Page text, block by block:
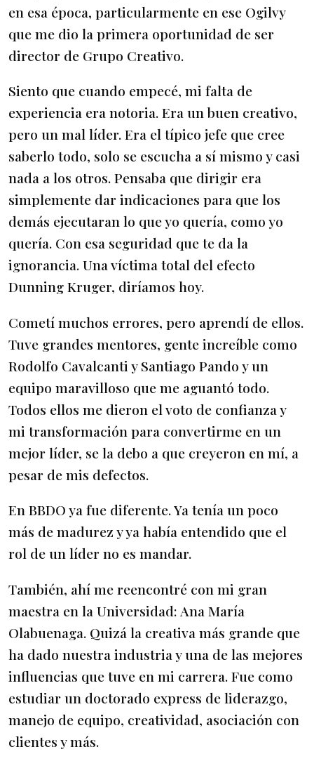
en esa época, particularmente en ese Ogilvy
que me dio la primera oportunidad de ser
director de Grupo Creativo.
Siento que cuando empecé, mi falta de
experiencia era notoria. Era un buen creativo,
pero un mal líder. Era el típico jefe que cree
saberlo todo, solo se escucha a sí mismo y casi
nada a los otros. Pensaba que dirigir era
simplemente dar indicaciones para que los
demás ejecutaran lo que yo quería, como yo
quería. Con esa seguridad que te da la
ignorancia. Una víctima total del efecto
Dunning Kruger, diríamos hoy.
Cometí muchos errores, pero aprendí de ellos.
Tuve grandes mentores, gente increíble como
Rodolfo Cavalcanti y Santiago Pando y un
equipo maravilloso que me aguantó todo.
Todos ellos me dieron el voto de confianza y
mi transformación para convertirme en un
mejor líder, se la debo a que creyeron en mí, a
pesar de mis defectos.
En BBDO ya fue diferente. Ya tenía un poco
más de madurez y ya había entendido que el
rol de un líder no es mandar.
También, ahí me reencontré con mi gran
maestra en la Universidad: Ana María
Olabuenaga. Quizá la creativa más grande que
ha dado nuestra industria y una de las mejores
influencias que tuve en mi carrera. Fue como
estudiar un doctorado express de liderazgo,
manejo de equipo, creatividad, asociación con
clientes y más.